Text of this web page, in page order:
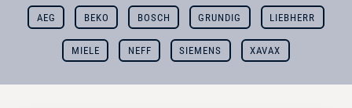
AEG BEKO BOSCH GRUNDIG LIEBHERR
MIELE NEFF SIEMENS XAVAX